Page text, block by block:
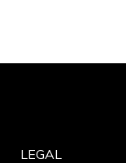
LEGAL